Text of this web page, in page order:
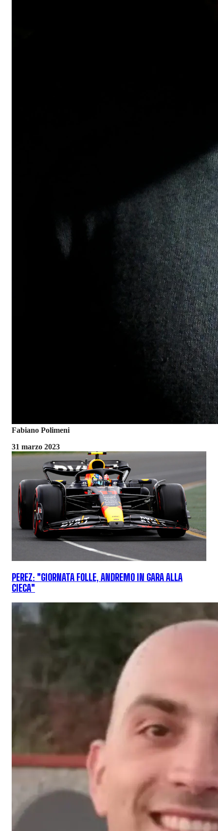
Fabiano Polimeni
31 marzo 2023
PEREZ: "GIORNATA FOLLE, ANDREMO IN GARA ALLA
CIECA"